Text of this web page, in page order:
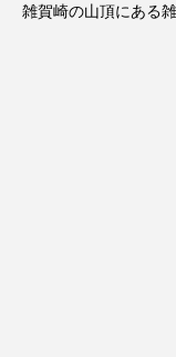
雑賀崎の山頂にある